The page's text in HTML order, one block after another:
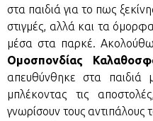
στα παιδιά για το πως
στιγμές, αλλά και τα
μέσα στα παρκέ.
Ομοσπονδίας
απευθύνθηκε στα παιδιά
μπλέκοντας τις
γνωρίσουν τους